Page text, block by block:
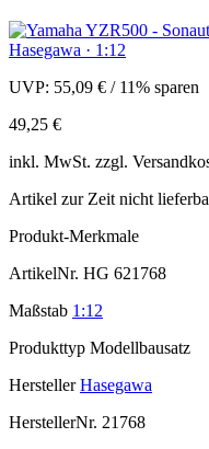
UVP: 55,09 € / 11% sparen
49,25 €
inkl. MwSt. zzgl.
Artikel zur Zeit nicht
Produkt-Merkmale
ArtikelNr. HG 621768
Maßstab 1:12
Produkttyp Modellbausatz
Hersteller Hasegawa
HerstellerNr. 21768